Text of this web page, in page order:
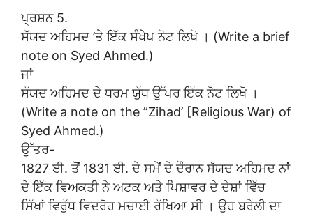
ਪ੍ਰਸ਼ਨ 5.
ਸੱਯਦ ਅਹਿਮਦ ’ਤੇ ਇੱਕ ਸੰਖੇਪ ਨੋਟ ਲਿਖੋ । (Write a brief
note on Syed Ahmed.)
ਜਾਂ
ਸੱਯਦ ਅਹਿਮਦ ਦੇ ਧਰਮ ਯੁੱਧ ਉੱਪਰ ਇੱਕ ਨੋਟ ਲਿਖੋ ।
(Write a note on the ”Zihad’ [Religious War) of
Syed Ahmed.)
ਉੱਤਰ-
1827 ਈ. ਤੋਂ 1831 ਈ. ਦੇ ਸਮੇਂ ਦੇ ਦੌਰਾਨ ਸੱਯਦ ਅਹਿਮਦ ਨਾਂ
ਦੇ ਇੱਕ ਵਿਅਕਤੀ ਨੇ ਅਟਕ ਅਤੇ ਪਿਸ਼ਾਵਰ ਦੇ ਦੇਸ਼ਾਂ ਵਿੱਚ
ਸਿੱਖਾਂ ਵਿਰੁੱਧ ਵਿਦਰੋਹ ਮਚਾਈ ਰੱਖਿਆ ਸੀ । ਉਹ ਬਰੇਲੀ ਦਾ